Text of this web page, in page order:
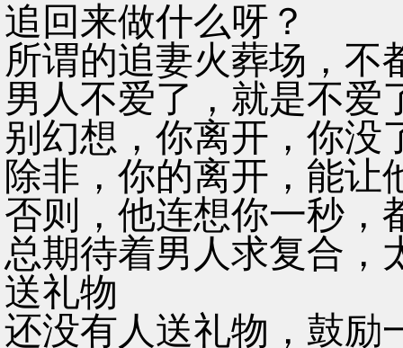
追回来做什么呀？
所谓的追妻火葬场，不
男人不爱了，就是不爱
别幻想，你离开，你没
除非，你的离开，能让
否则，他连想你一秒，
总期待着男人求复合，
送礼物
还没有人送礼物，鼓励